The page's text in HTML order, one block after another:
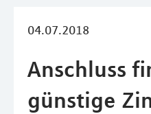
04.07.2018
Anschluss
günstige